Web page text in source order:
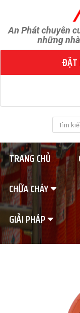
An Phát chuyên
những
ĐẶT
TRANG CHỦ
CHỮA CHÁY
GIẢI PHÁP